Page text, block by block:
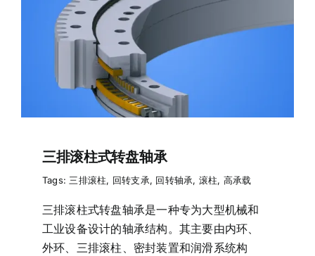
三排滚柱式转盘轴承
Tags:三排滚柱, 回转支承, 回转轴承, 滚柱, 高承载
三排滚柱式转盘轴承是一种专为大型机械和
工业设备设计的轴承结构。其主要由内环、
外环、三排滚柱、密封装置和润滑系统构